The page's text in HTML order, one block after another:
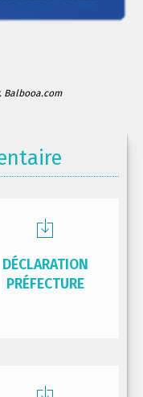
DÉCLARATION
PRÉFECTURE